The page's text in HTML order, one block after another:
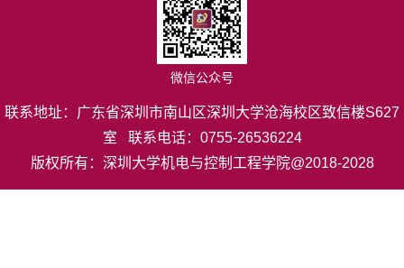
微信公众号
联系地址：广东省深圳市南山区深圳大学沧海校区致信楼S627
室 联系电话：0755-26536224
版权所有：深圳大学机电与控制工程学院@2018-2028